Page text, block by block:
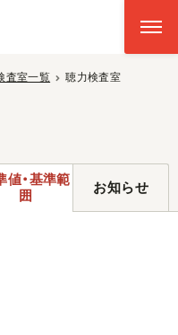
査室一覧 聴力検査室
値・基準範
囲
お知らせ